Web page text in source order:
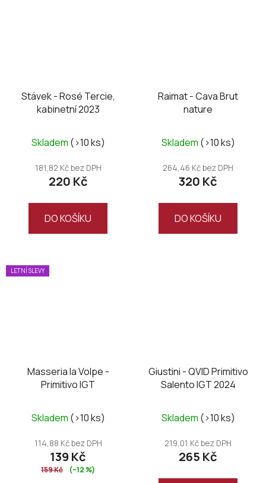
Stávek - Rosé Tercie,
kabinetní 2023
Skladem (>10 ks)
181,82 Kč bez DPH
220 Kč
DO KOŠÍKU
Raimat - Cava Brut
nature
Skladem (>10 ks)
264,46 Kč bez DPH
320 Kč
DO KOŠÍKU
LETNÍ SLEVY
Masseria la Volpe -
Primitivo IGT
Skladem (>10 ks)
114,88 Kč bez DPH
139 Kč
159 Kč (–12 %)
Giustini - QVID Primitivo
Salento IGT 2024
Skladem (>10 ks)
219,01 Kč bez DPH
265 Kč